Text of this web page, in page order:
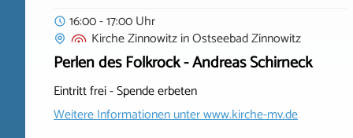
16:00 - 17:00 Uhr
Kirche ZinnowitzinOstseebad Zinnowitz
Perlen des Folkrock - Andreas Schirneck
Eintritt frei - Spende erbeten
Weitere Informationen unterwww.kirche-mv.de